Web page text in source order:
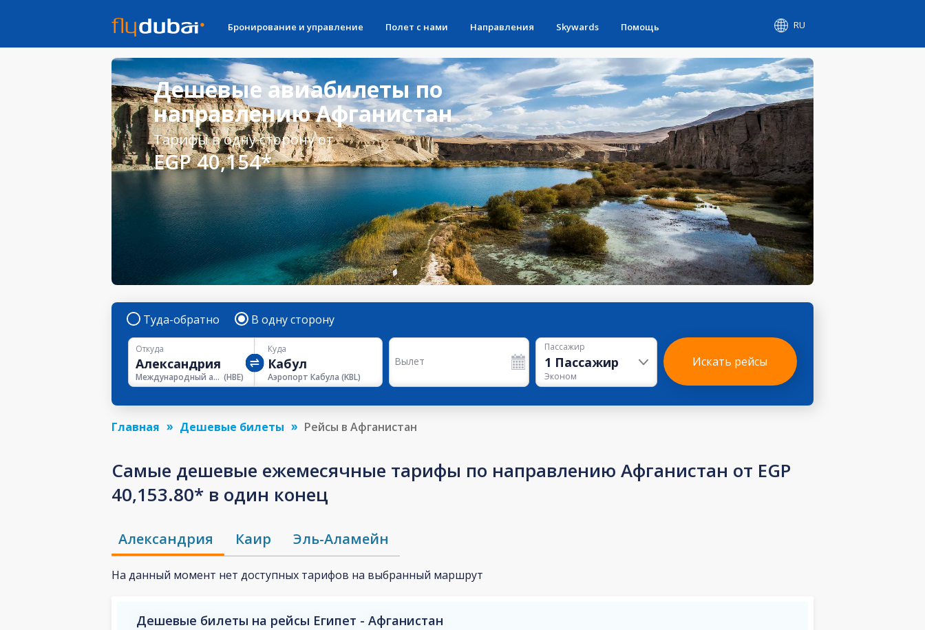
Бронирование и управление Полет с нами Направления Skywards Помощь RU
Дешевые авиабилеты по
направлению Афганистан
Тарифы в одну сторону от
EGP 40,154*
Туда-обратно В одну сторону
Откуда
Международный аэропорт Александрии (HBE)
Куда
Аэропорт Кабула (KBL)
Вылет
Пассажир
1 Пассажир
Эконом
Искать рейсы
Главная Дешевые билеты Рейсы в Афганистан
Самые дешевые ежемесячные тарифы по направлению Афганистан от EGP
40,153.80* в один конец
Александрия Каир Эль-Аламейн
На данный момент нет доступных тарифов на выбранный маршрут
Дешевые билеты на рейсы Египет - Афганистан